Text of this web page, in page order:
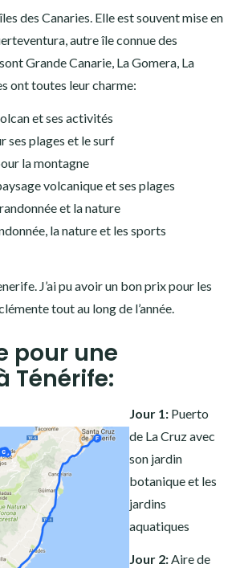
des Canaries. Elle est souvent mise en
autre île connue des
Grande Canarie, La Gomera, La
ont toutes leur charme:
et ses activités
ses plages et le surf
la montagne
volcanique et ses plages
et la nature
la nature et les sports
J’ai pu avoir un bon prix pour les
tout au long de l’année.
pour une
Ténérife:
Jour 1: Puerto
de La Cruz avec
son jardin
botanique et les
jardins
aquatiques
Jour 2:Aire de